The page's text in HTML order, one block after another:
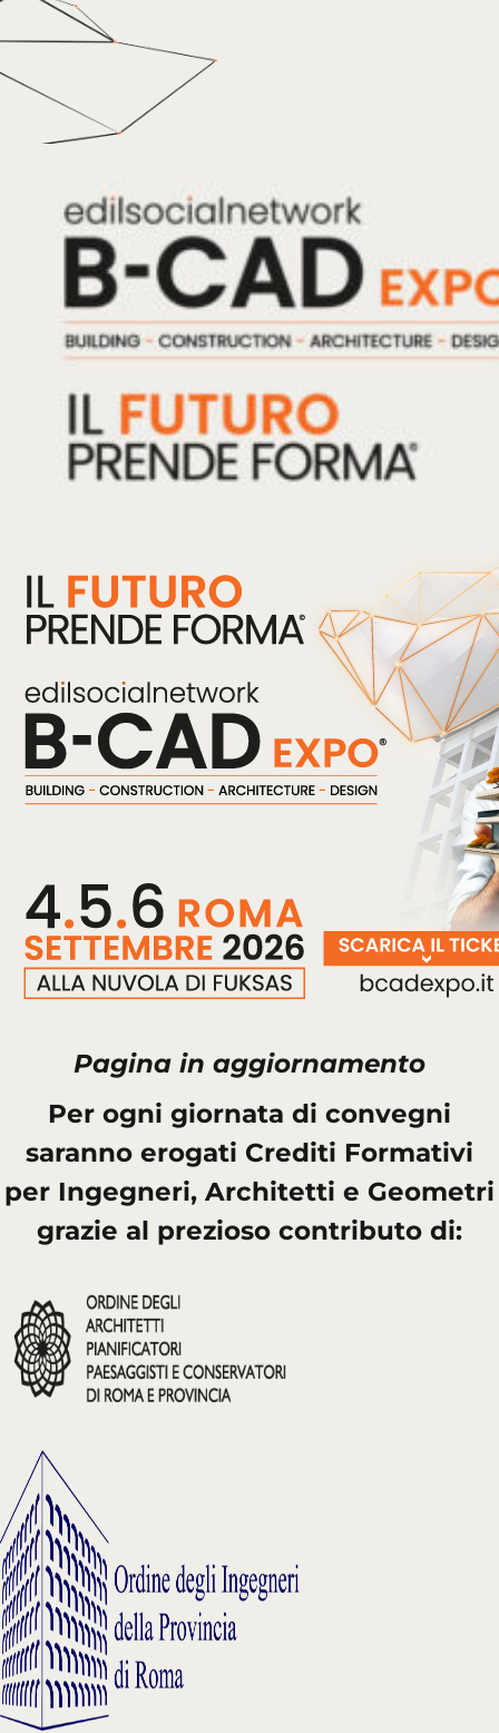
Pagina in aggiornamento
Per ogni giornata di convegni
saranno erogati Crediti Formativi
per Ingegneri, Architetti e Geometri
grazie al prezioso contributo di: